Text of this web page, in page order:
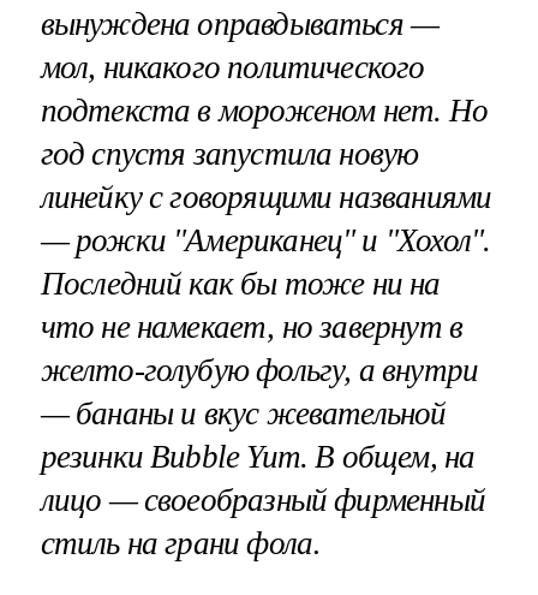
вынуждена оправдываться —
мол, никакого политического
подтекста в мороженом нет. Но
год спустя запустила новую
линейку с говорящими названиями
— рожки "Американец" и "Хохол".
Последний как бы тоже ни на
что не намекает, но завернут в
желто-голубую фольгу, а внутри
— бананы и вкус жевательной
резинки Bubble Yum. В общем, на
лицо — своеобразный фирменный
стиль на грани фола.